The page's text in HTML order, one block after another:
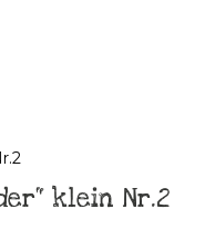
klein Nr.2